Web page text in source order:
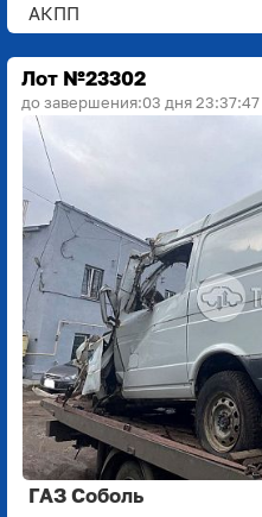
АКПП
Лот №23302
до завершения:03 дня 23:37:45
ГАЗ Соболь